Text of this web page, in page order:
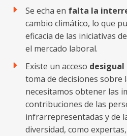
Se echa en falta la
cambio climático, lo que
eficacia de las iniciativas
el mercado laboral.
Existe un acceso desigual
toma de decisiones sobre
necesitamos obtener las
contribuciones de las
infrarrepresentadas y de
diversidad, como